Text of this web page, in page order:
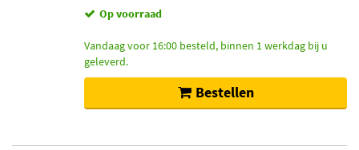
Op voorraad
Vandaag voor 16:00 besteld, binnen 1 werkdag bij u
geleverd.
Bestellen